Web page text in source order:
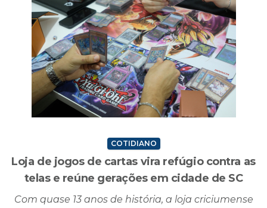
COTIDIANO
Loja de jogos de cartas vira refúgio contra as
telas e reúne gerações em cidade de SC
Com quase 13 anos de história, a loja criciumense